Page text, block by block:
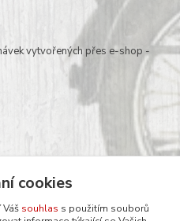
vytvořených přes e-shop -
cookies
souhlas s použitím souborů